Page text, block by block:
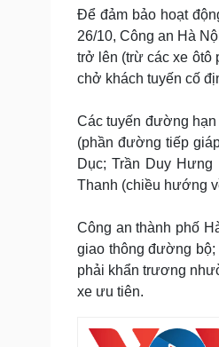
Để đảm bảo hoạt
26/10, Công an Hà
trở lên (trừ các xe ôtô
chở khách tuyến cố
Các tuyến đường
(phần đường tiếp
Dục; Trần Duy
Thanh (chiều hướng
Công an thành phố
giao thông đường
phải khẩn trương
xe ưu tiên.